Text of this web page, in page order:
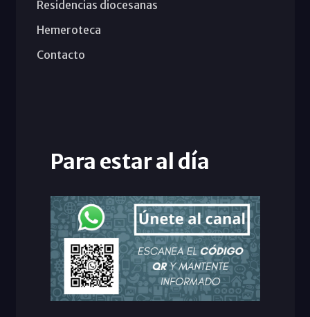
Residencias diocesanas
Hemeroteca
Contacto
Para estar al día